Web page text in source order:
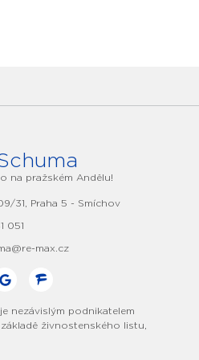
na pražském Andělu!
31, Praha 5 - Smíchov
051
max.cz
nezávislým podnikatelem
živnostenského listu,